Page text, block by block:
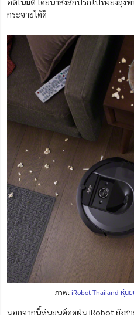
กระจายได้ดี
ภาพ: iRobot Thailand หุ่น
นอกจากนี้หุ่นยนต์ดูดฝุ่น iRobot ยังส